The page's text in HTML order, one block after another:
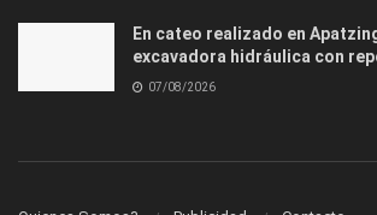
En cateo realizado en
excavadora hidráulica con
07/08/2026